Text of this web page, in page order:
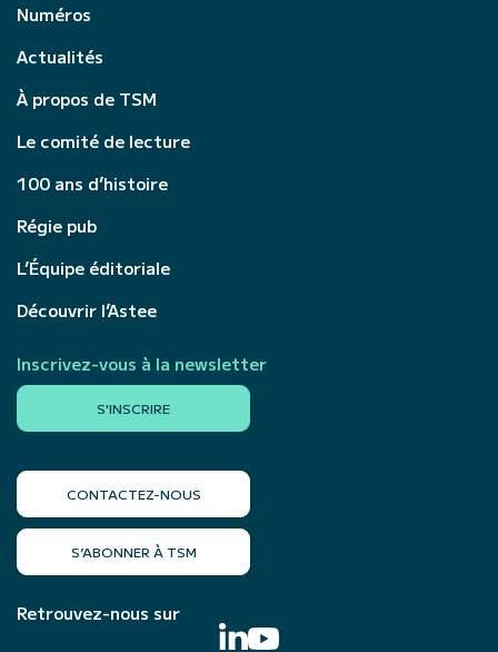
Numéros
Actualités
À propos de TSM
Le comité de lecture
100 ans d’histoire
Régie pub
L’Équipe éditoriale
Découvrir l’Astee
Inscrivez-vous à la newsletter
S'INSCRIRE
CONTACTEZ-NOUS
S’ABONNER À TSM
Retrouvez-nous sur